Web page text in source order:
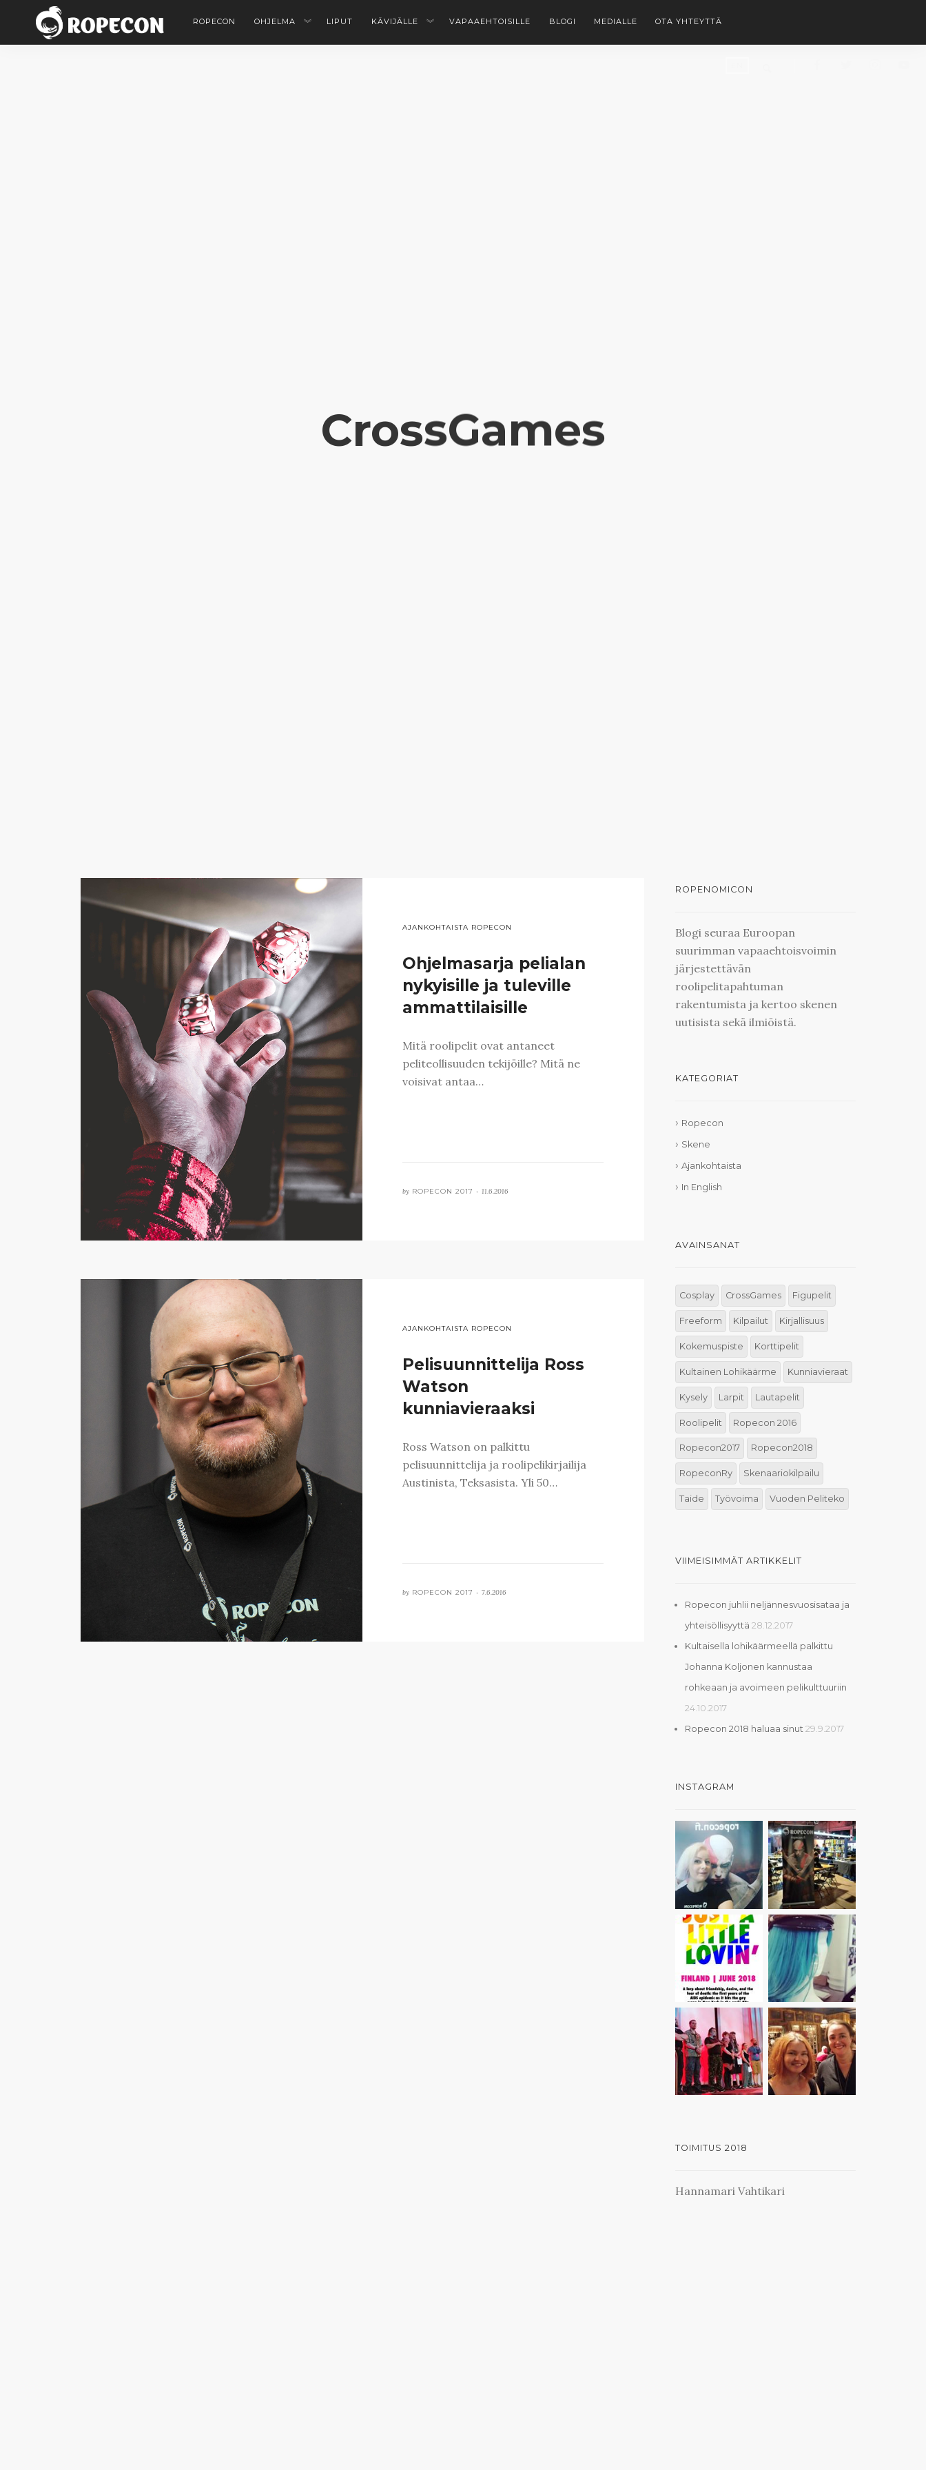
ROPECON OHJELMA LIPUT KÄVIJÄLLE VAPAAEHTOISILLE BLOGI MEDIALLE OTA YHTEYTTÄ
CrossGames
AJANKOHTAISTA ROPECON
Ohjelmasarja pelialan
nykyisille ja tuleville
ammattilaisille
Mitä roolipelit ovat antaneet
peliteollisuuden tekijöille? Mitä ne
voisivat antaa…
by ROPECON 2017 •11.6.2016
AJANKOHTAISTA ROPECON
Pelisuunnittelija Ross
Watson
kunniavieraaksi
Ross Watson on palkittu
pelisuunnittelija ja roolipelikirjailija
Austinista, Teksasista. Yli 50…
by ROPECON 2017 •7.6.2016
ROPENOMICON
Blogi seuraa Euroopan
suurimman vapaaehtoisvoimin
järjestettävän
roolipelitapahtuman
rakentumista ja kertoo skenen
uutisista sekä ilmiöistä.
KATEGORIAT
Ropecon
Skene
Ajankohtaista
In English
AVAINSANAT
Cosplay CrossGames Figupelit
Freeform Kilpailut Kirjallisuus
Kokemuspiste Korttipelit
Kultainen Lohikäärme Kunniavieraat
Kysely Larpit Lautapelit
Roolipelit Ropecon 2016
Ropecon2017 Ropecon2018
RopeconRy Skenaariokilpailu
Taide Työvoima Vuoden Peliteko
VIIMEISIMMÄT ARTIKKELIT
Ropecon juhlii neljännesvuosisataa ja
yhteisöllisyyttä 28.12.2017
Kultaisella lohikäärmeellä palkittu
Johanna Koljonen kannustaa
rohkeaan ja avoimeen pelikulttuuriin
24.10.2017
Ropecon 2018 haluaa sinut 29.9.2017
INSTAGRAM
TOIMITUS 2018
Hannamari Vahtikari